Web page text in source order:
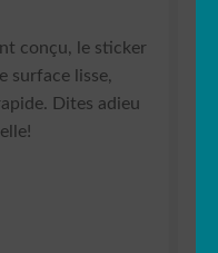
conçu, le sticker
surface lisse,
Dites adieu